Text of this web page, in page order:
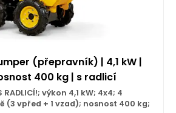
(přepravník) | 4,1 kW |
400 kg | s radlicí
RADLICÍ!; výkon 4,1 kW; 4x4; 4
(3 vpřed + 1 vzad); nosnost 400 kg;